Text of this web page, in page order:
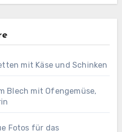
mit Käse und Schinken
Blech mit Ofengemüse,
Fotos für das